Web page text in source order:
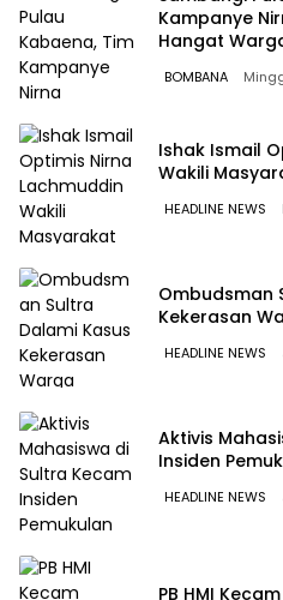
Kampanye
Hangat
BOMBANA
Ishak Ismail
Wakili
HEADLINE NEWS
Ombudsman
Kekerasan
HEADLINE NEWS
Aktivis
Insiden
HEADLINE NEWS
PB HMI